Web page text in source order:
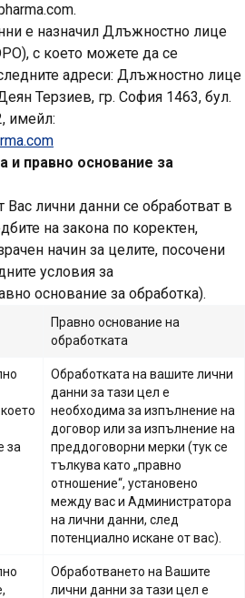
е назначил Длъжностно лице
с което можете да се
адреси: Длъжностно лице
Терзиев, гр. София 1463, бул.
имейл:
и правно основание за
Вас лични данни се обработват в
на закона по коректен,
начин за целите, посочени
условия за
основание за обработка).
Правно основание на
обработката
за
Обработката на вашите лични
данни за тази цел е
необходима за изпълнение на
договор или за изпълнение на
преддоговорни мерки (тук се
тълкува като „правно
отношение“, установено
между вас и Администратора
на лични данни, след
потенциално искане от вас).
Обработването на Вашите
лични данни за тази цел е